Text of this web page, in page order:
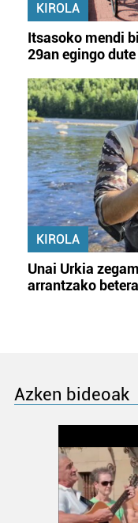
KIROLA
Itsasoko mendi
29an egingo dute
KIROLA
Unai Urkia
arrantzako
Azken bideoak